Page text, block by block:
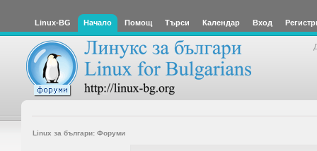
Linux-BG Начало Помощ Търси Календар Вход
Linux за българи: Форуми